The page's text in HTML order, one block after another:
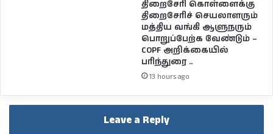
திறைசேரி கொள்ளைக்கு
திறைசேரிச் செயலாளரும்
மத்திய வங்கி ஆளுநரும்
பொறுப்பேற்க வேண்டும் –
COPF அறிக்கையில்
பரிந்துரை ..
13 hours ago
Leave a Reply